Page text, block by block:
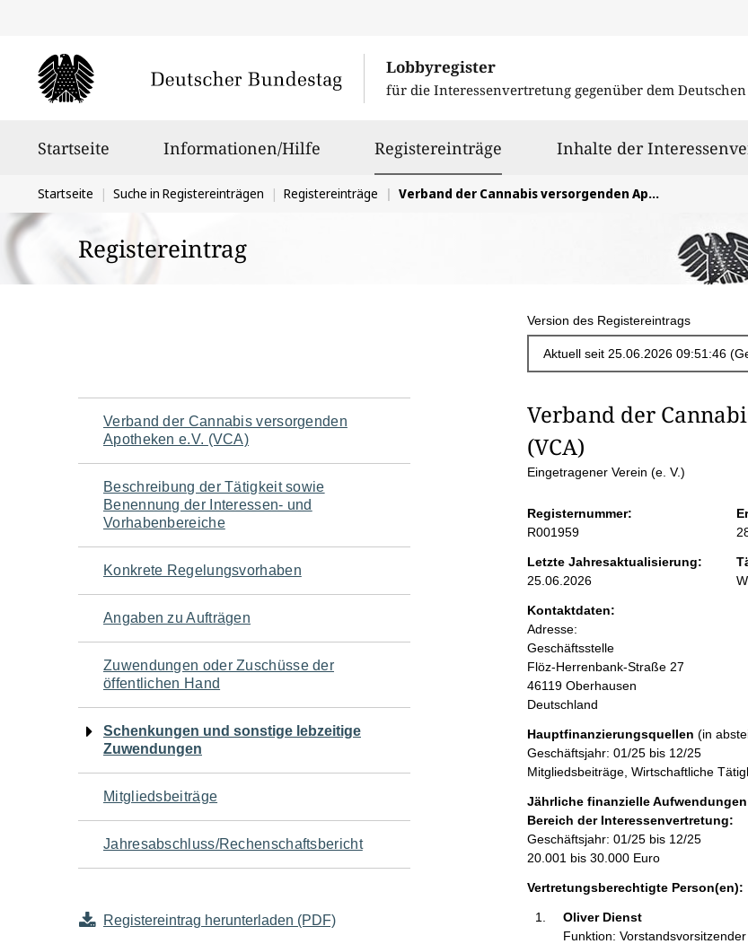
Lobbyregister
für die Interessenvertretung gegenüber dem
Startseite Informationen/Hilfe Registereinträge ausgewähltInhalte der
Sie
befinden
sich
hier:
Startseite Suche in Registereinträgen Registereinträge Verband der Cannabis versorgenden Apotheken e.V. (VCA)
Registereintrag
Version des Registereintrags
Navigation
für
den
Seiteninhalt
Verband der Cannabis versorgenden
Apotheken e.V. (VCA)
Beschreibung der Tätigkeit sowie
Benennung der Interessen- und
Vorhabenbereiche
Konkrete Regelungsvorhaben
Angaben zu Aufträgen
Zuwendungen oder Zuschüsse der
öffentlichen Hand
Schenkungen und sonstige lebzeitige
Zuwendungen
Mitgliedsbeiträge
Jahresabschluss/Rechenschaftsbericht
Registereintrag herunterladen (PDF)
S
e
i
t
e
n
i
n
h
a
l
t
Verband der
(VCA)
Eingetragener Verein (e. V.)
Registernummer:
R001959
Letzte Jahresaktualisierung:
25.06.2026
Kontaktdaten:
Adresse:
Geschäftsstelle
Flöz-Herrenbank-Straße 27
46119 Oberhausen
Deutschland
Hauptfinanzierungsquellen (in
Geschäftsjahr: 01/25 bis 12/25
Mitgliedsbeiträge, Wirtschaftliche
Jährliche finanzielle
Bereich der Interessenvertretung:
Geschäftsjahr: 01/25 bis 12/25
20.001 bis 30.000 Euro
Vertretungsberechtigte Person(en):
Oliver Dienst
Funktion: Vorstandsvorsitzender